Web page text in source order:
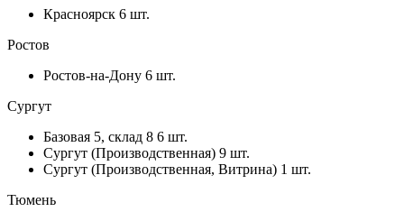
Красноярск 6 шт.
Ростов
Ростов-на-Дону 6 шт.
Сургут
Базовая 5, склад 8 6 шт.
Сургут (Производственная) 9 шт.
Сургут (Производственная, Витрина) 1 шт.
Тюмень